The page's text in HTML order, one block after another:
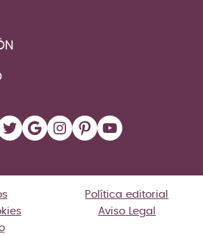
Twitter
Google
Instagram
Pinterest
YouTube
Política editorial
Aviso Legal